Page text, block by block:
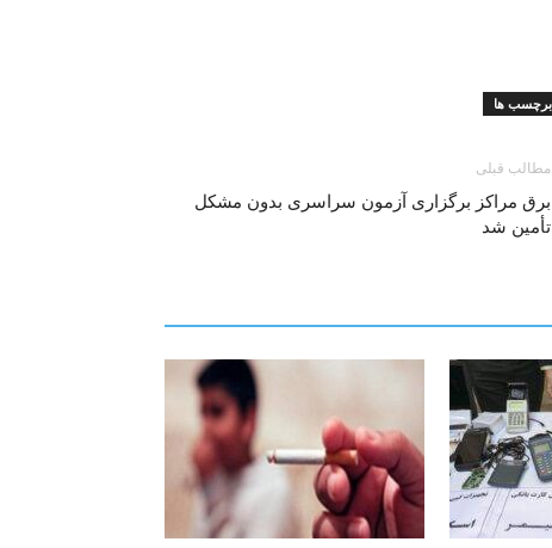
برچسب ها
مطالب قبلی
برق مراکز برگزاری آزمون سراسری بدون مشکل
تأمین شد